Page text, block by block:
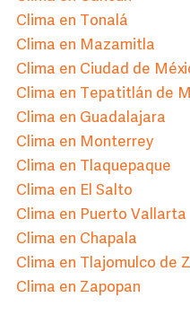
Clima en Tonalá
Clima en Mazamitla
Clima en Ciudad de
Clima en Tepatitlán de
Clima en Guadalajara
Clima en Monterrey
Clima en Tlaquepaque
Clima en El Salto
Clima en Puerto Vallarta
Clima en Chapala
Clima en Tlajomulco de
Clima en Zapopan